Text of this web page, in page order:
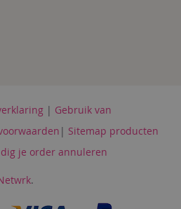
| Gebruik van
| Sitemap producten
je order annuleren
.